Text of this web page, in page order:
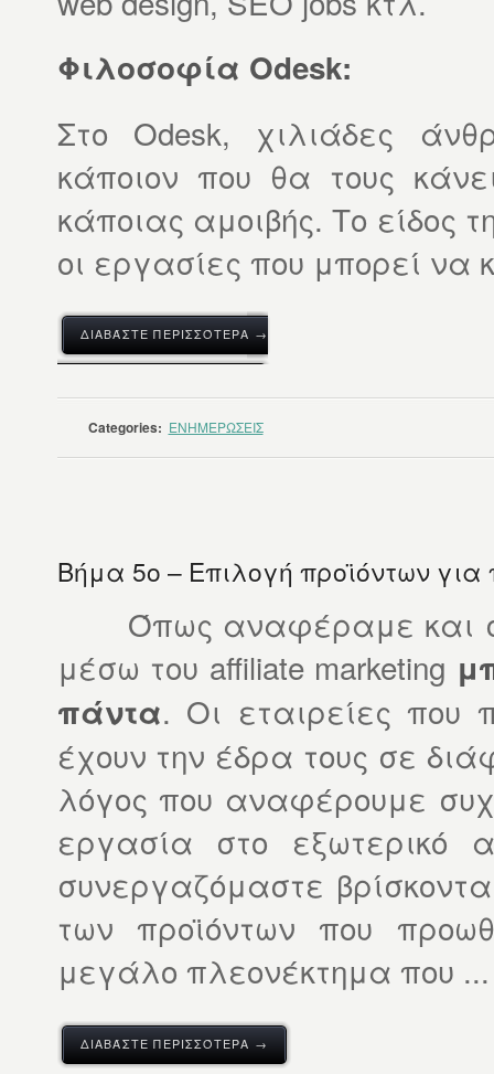
Φιλοσοφία Odesk:
Στο Odesk, χιλιάδες
κάποιον που θα τους
κάποιας αμοιβής. Το είδος
οι εργασίες που μπορεί να
ΔΙΑΒΆΣΤΕ ΠΕΡΙΣΣΌΤΕΡΑ →
Categories: ΕΝΗΜΕΡΩΣΕΙΣ
Βήμα 5ο – Επιλογή προϊόντων
Όπως αναφέραμε και σε
μέσω του affiliate marketing
πάντα. Οι εταιρείες που
έχουν την έδρα τους σε
λόγος που αναφέρουμε
εργασία στο εξωτερικό
συνεργαζόμαστε
των προϊόντων που
μεγάλο πλεονέκτημα που ...
ΔΙΑΒΆΣΤΕ ΠΕΡΙΣΣΌΤΕΡΑ →